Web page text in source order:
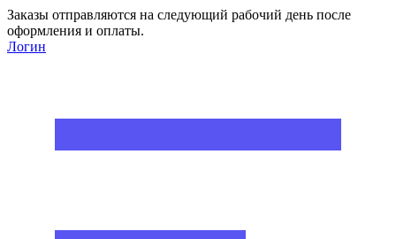
Заказы отправляются на следующий рабочий день после
оформления и оплаты.
Логин